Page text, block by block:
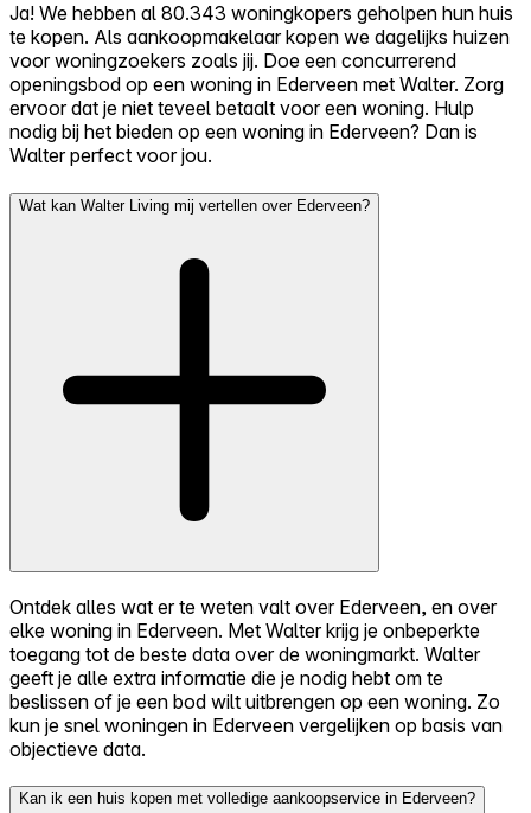
Ja! We hebben al 80.343 woningkopers geholpen hun huis
te kopen. Als aankoopmakelaar kopen we dagelijks huizen
voor woningzoekers zoals jij. Doe een concurrerend
openingsbod op een woning in Ederveen met Walter. Zorg
ervoor dat je niet teveel betaalt voor een woning. Hulp
nodig bij het bieden op een woning in Ederveen? Dan is
Walter perfect voor jou.
Wat kan Walter Living mij vertellen over Ederveen?
Ontdek alles wat er te weten valt over Ederveen, en over
elke woning in Ederveen. Met Walter krijg je onbeperkte
toegang tot de beste data over de woningmarkt. Walter
geeft je alle extra informatie die je nodig hebt om te
beslissen of je een bod wilt uitbrengen op een woning. Zo
kun je snel woningen in Ederveen vergelijken op basis van
objectieve data.
Kan ik een huis kopen met volledige aankoopservice in Ederveen?